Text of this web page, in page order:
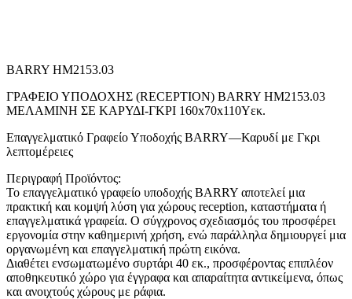
BARRY HM2153.03
ΓΡΑΦΕΙΟ ΥΠΟΔΟΧΗΣ (RECEPTION) BARRY HM2153.03
ΜΕΛΑΜΙΝΗ ΣΕ ΚΑΡΥΔΙ-ΓΚΡΙ 160x70x110Υεκ.
Επαγγελματικό Γραφείο Υποδοχής BARRY—Καρυδί με Γκρι
λεπτομέρειες
Περιγραφή Προϊόντος:
Το επαγγελματικό γραφείο υποδοχής BARRY αποτελεί μια
πρακτική και κομψή λύση για χώρους reception, καταστήματα ή
επαγγελματικά γραφεία. Ο σύγχρονος σχεδιασμός του προσφέρει
εργονομία στην καθημερινή χρήση, ενώ παράλληλα δημιουργεί μια
οργανωμένη και επαγγελματική πρώτη εικόνα.
Διαθέτει ενσωματωμένο συρτάρι 40 εκ., προσφέροντας επιπλέον
αποθηκευτικό χώρο για έγγραφα και απαραίτητα αντικείμενα, όπως
και ανοιχτούς χώρους με ράφια.